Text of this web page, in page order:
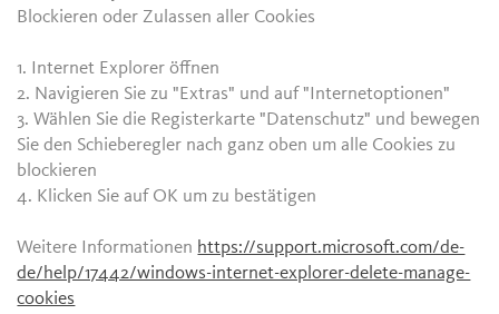
Blockieren oder Zulassen aller Cookies
1. Internet Explorer öffnen
2. Navigieren Sie zu "Extras" und auf "Internetoptionen"
3. Wählen Sie die Registerkarte "Datenschutz" und bewegen
Sie den Schieberegler nach ganz oben um alle Cookies zu
blockieren
4. Klicken Sie auf OK um zu bestätigen
Weitere Informationen https://support.microsoft.com/de-
de/help/17442/windows-internet-explorer-delete-manage-
cookies